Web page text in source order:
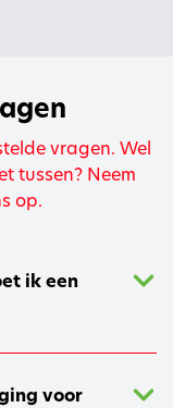
vragen. Wel
tussen? Neem
op.
ik een
voor